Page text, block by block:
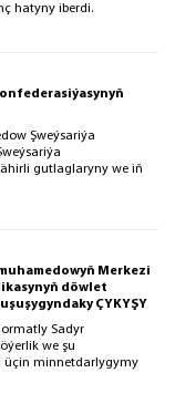
hatyny iberdi.
Şweýsariýa
gutlaglaryny we iň
Merkezi
döwlet
ÇYKYŞY
Sadyr
we şu
üçin minnetdarlygymy